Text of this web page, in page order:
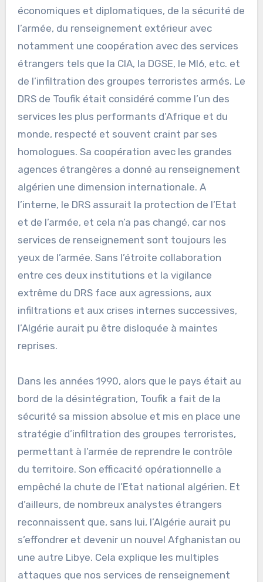
économiques et diplomatiques, de la sécurité de
l’armée, du renseignement extérieur avec
notamment une coopération avec des services
étrangers tels que la CIA, la DGSE, le MI6, etc. et
de l’infiltration des groupes terroristes armés. Le
DRS de Toufik était considéré comme l’un des
services les plus performants d’Afrique et du
monde, respecté et souvent craint par ses
homologues. Sa coopération avec les grandes
agences étrangères a donné au renseignement
algérien une dimension internationale. A
l’interne, le DRS assurait la protection de l’Etat
et de l’armée, et cela n’a pas changé, car nos
services de renseignement sont toujours les
yeux de l’armée. Sans l’étroite collaboration
entre ces deux institutions et la vigilance
extrême du DRS face aux agressions, aux
infiltrations et aux crises internes successives,
l’Algérie aurait pu être disloquée à maintes
reprises.
Dans les années 1990, alors que le pays était au
bord de la désintégration, Toufik a fait de la
sécurité sa mission absolue et mis en place une
stratégie d’infiltration des groupes terroristes,
permettant à l’armée de reprendre le contrôle
du territoire. Son efficacité opérationnelle a
empêché la chute de l’Etat national algérien. Et
d’ailleurs, de nombreux analystes étrangers
reconnaissent que, sans lui, l’Algérie aurait pu
s’effondrer et devenir un nouvel Afghanistan ou
une autre Libye. Cela explique les multiples
attaques que nos services de renseignement